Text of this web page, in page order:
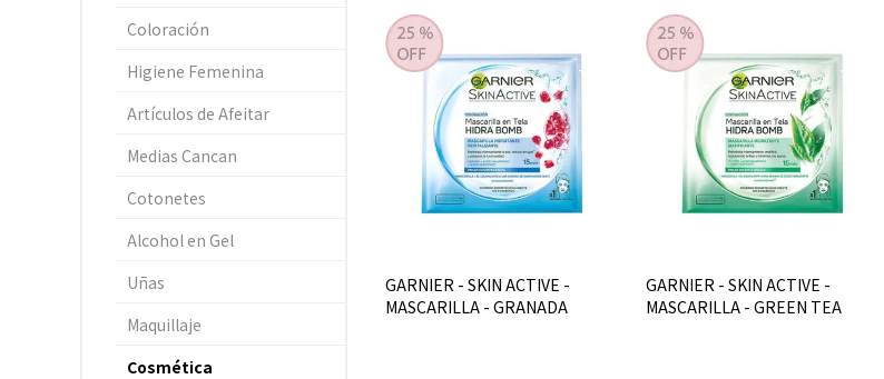
GARNIER - SKIN ACTIVE -
MASCARILLA - GRANADA
GARNIER - SKIN ACTIVE -
MASCARILLA - GREEN TEA
Coloración
Higiene Femenina
Artículos de Afeitar
Medias Cancan
Cotonetes
Alcohol en Gel
Uñas
Maquillaje
Cosmética